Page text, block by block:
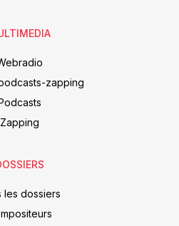
zapping
Zapping
les dossiers